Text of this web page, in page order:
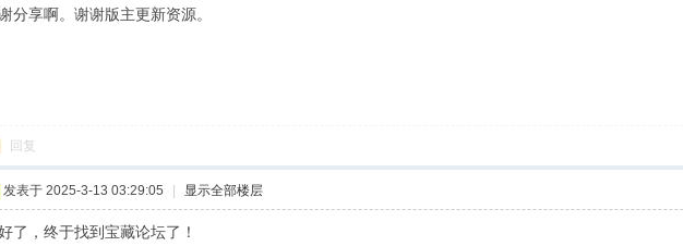
分享啊。谢谢版主更新资源。
回复
发表于 2025-3-13 03:29:05 显示全部楼层
了，终于找到宝藏论坛了！